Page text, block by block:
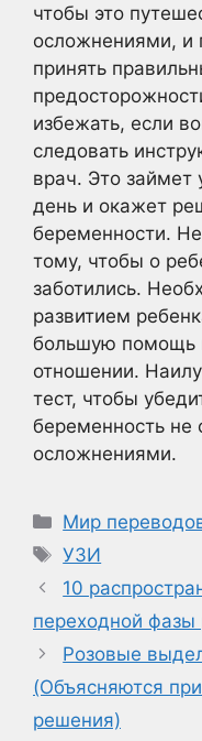
чтобы это
осложнениями, и
принять
избежать, если
следовать
врач. Это займет
день и окажет
беременности.
тому, чтобы о
заботились.
развитием
большую помощь
отношении.
тест, чтобы
беременность не
осложнениями.
Рубрики
Мир
Метки
УЗИ
10
переходной фазы
Розовые
(Объясняются
решения)